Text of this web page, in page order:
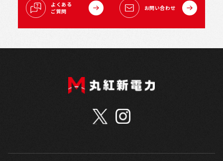
よくある
ご質問
お問い合わせ